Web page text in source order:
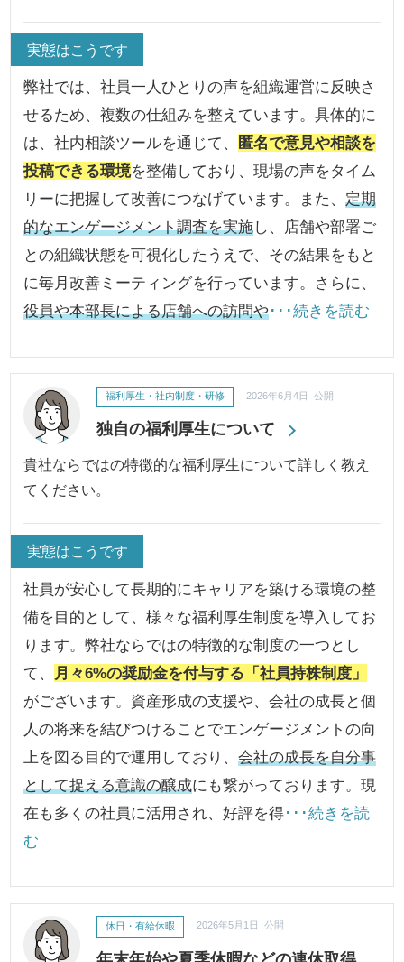
実態はこうです
弊社では、社員一人ひとりの声を組織運営に反映さ
せるため、複数の仕組みを整えています。具体的に
は、社内相談ツールを通じて、
匿名で意見や相談を
投稿できる環境を整備しており、現場の声をタイム
リーに把握して改善につなげています。また、定期
的なエンゲージメント調査を実施し、店舗や部署ご
との組織状態を可視化したうえで、その結果をもと
に毎月改善ミーティングを行っています。さらに、
役員や本部長による店舗への訪問や･･･続きを読む
独自の福利厚生について
福利厚生・社内制度・研修 2026年6月4日 公開
貴社ならではの特徴的な福利厚生について詳しく教え
てください。
実態はこうです
社員が安心して長期的にキャリアを築ける環境の整
備を目的として、様々な福利厚生制度を導入してお
ります。弊社ならではの特徴的な制度の一つとし
て、 月々6%の奨励金を付与する「社員持株制度」
がございます。資産形成の支援や、会社の成長と個
人の将来を結びつけることでエンゲージメントの向
上を図る目的で運用しており、会社の成長を自分事
として捉える意識の醸成にも繋がっております。現
在も多くの社員に活用され、好評を得･･･続きを読
む
休日・有給休暇 2026年5月1日 公開